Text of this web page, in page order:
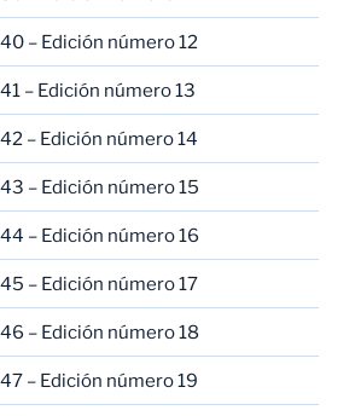
– Edición número 12
– Edición número 13
– Edición número 14
– Edición número 15
– Edición número 16
– Edición número 17
– Edición número 18
– Edición número 19